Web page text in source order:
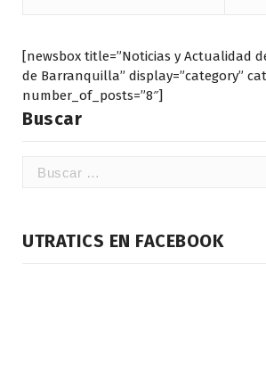
[newsbox title=”Noticias y Actualidad
de Barranquilla” display=”category”
number_of_posts=”8″]
Buscar
Buscar:
UTRATICS EN FACEBOOK